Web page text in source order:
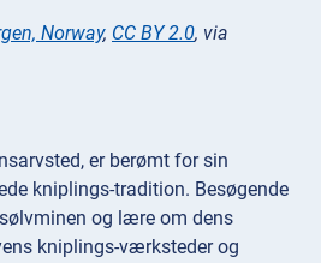
Norway, CC BY 2.0, via
er berømt for sin
kniplings-tradition. Besøgende
og lære om dens
kniplings-værksteder og